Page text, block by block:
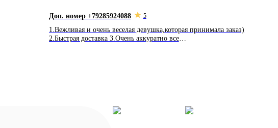
Доп. номер +79285924088 5
1.Вежливая и очень веселая девушка,которая принимала заказ)
2.Быстрая доставка 3.Очень аккуратно все